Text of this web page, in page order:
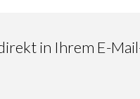
in Ihrem E-